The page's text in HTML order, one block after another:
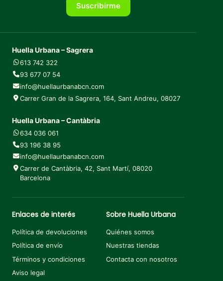
Suscribirme
Huella Urbana – Sagrera
613 742 322
93 677 07 54
info@huellaurbanabcn.com
Carrer Gran de la Sagrera, 164, Sant Andreu, 08027
Huella Urbana – Cantàbria
634 036 061
93 196 38 95
info@huellaurbanabcn.com
Carrer de Cantàbria, 42, Sant Martí, 08020
Barcelona
Enlaces de interés
Política de devoluciones
Política de envío
Términos y condiciones
Aviso legal
Sobre Huella Urbana
Quiénes somos
Nuestras tiendas
Contacta con nosotros